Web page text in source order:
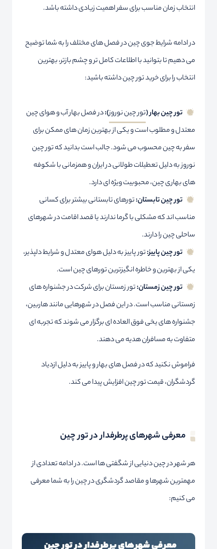
انتخاب زمان مناسب برای سفر اهمیت زیادی داشته باشد.
در ادامه شرایط جوی چین در فصل های مختلف را به شما توضیح
می دهیم تا بتوانید با اطلاعات کامل تر و چشم بازتر، بهترین
انتخاب را برای خرید تور چین داشته باشید:
تور چین بهار (تور چین نوروز):در فصل بهار آب و هوای چین
معتدل و مطلوب است و یکی از بهترین زمان های ممکن برای
سفر به چین محسوب می شود. جالب است بدانید که تور چین
نوروز به دلیل تعطیلات طولانی در ایران و همزمانی با شکوفه
های بهاری چین، محبوبیت ویژه ای دارد.
تور چین تابستان:تورهای تابستانی بیشتر برای کسانی
مناسب اند که مشکلی با گرما ندارند یا قصد اقامت در شهرهای
ساحلی چین را دارند.
تور چین پاییز:تور پاییز به دلیل هوای معتدل و شرایط دلپذیر،
یکی از بهترین و خاطره انگیزترین تورهای چین است.
تور چین زمستان:تور زمستان برای شرکت در جشنواره های
زمستانی مناسب است. در این فصل در شهرهایی مانند هاربین،
جشنواره های یخی فوق العاده ای برگزار می شوند که تجربه ای
متفاوت به مسافران هدیه می دهند.
فراموش نکنید که در فصل های بهار و پاییز به دلیل ازدیاد
گردشگران، قیمت تور چین افزایش پیدا می کند.
معرفی شهرهای پرطرفدار در تور چین
هر شهر در چین دنیایی از شگفتی ها است. در ادامه تعدادی از
مهمترین شهرها و مقاصد گردشگری در چین را به شما معرفی
می کنیم: